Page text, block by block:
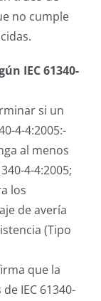
no cumple
IEC 61340-
si un
4-4:2005:-
al menos
4-4:2005;
los
de avería
(Tipo
que la
IEC 61340-